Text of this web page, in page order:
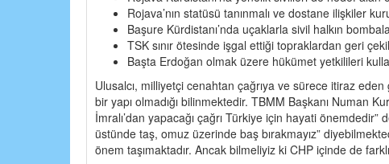
Rojava’nın statüsü tanınmalı ve dostane ilişkiler
Başure Kürdistanı’nda uçaklarla sivil halkın
TSK sınır ötesinde işgal ettiği topraklardan geri
Başta Erdoğan olmak üzere hükümet yetkilileri
Ulusalcı, milliyetçi cenahtan çağrıya ve sürece itiraz
bir yapı olmadığı bilinmektedir. TBMM Başkanı Numan
İmralı’dan yapacağı çağrı Türkiye için hayati
üstünde taş, omuz üzerinde baş bırakmayız”
önem taşımaktadır. Ancak bilmeliyiz ki CHP içinde de